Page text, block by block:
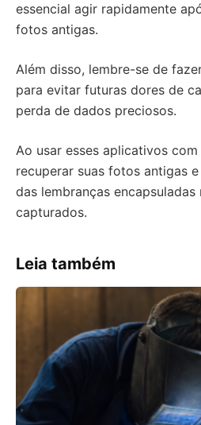
essencial agir rapidamente
fotos antigas.
Além disso, lembre-se de
para evitar futuras dores de
perda de dados preciosos.
Ao usar esses aplicativos
recuperar suas fotos antigas
das lembranças encapsuladas
capturados.
Leia também